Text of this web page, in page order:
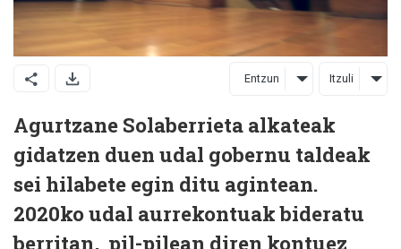
Entzun Itzuli
Agurtzane Solaberrieta alkateak
gidatzen duen udal gobernu taldeak
sei hilabete egin ditu agintean.
2020ko udal aurrekontuak bideratu
berritan, pil-pilean diren kontuez